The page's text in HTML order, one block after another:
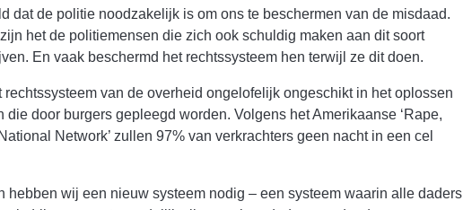
dat de politie noodzakelijk is om ons te beschermen van de misdaad.
het de politiemensen die zich ook schuldig maken aan dit soort
En vaak beschermd het rechtssysteem hen terwijl ze dit doen.
rechtssysteem van de overheid ongelofelijk ongeschikt in het oplossen
die door burgers gepleegd worden. Volgens het Amerikaanse ‘Rape,
Network’ zullen 97% van verkrachters geen nacht in een cel
hebben wij een nieuw systeem nodig – een systeem waarin alle daders